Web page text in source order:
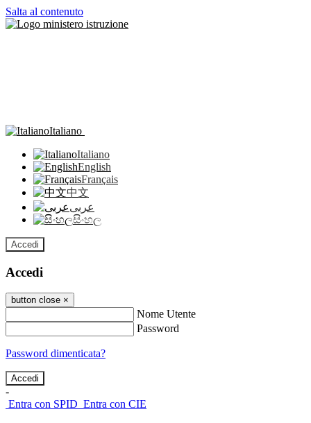
Salta al contenuto
Italiano
Italiano
English
Français
中文
عربى
සිංහල
Accedi
Accedi
button close ×
Nome Utente
Password
Password dimenticata?
-
Entra con SPID Entra con CIE